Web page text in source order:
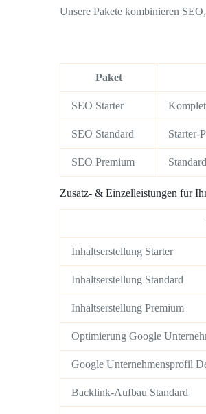
Unsere Pakete kombinieren
Paket
SEO Starter
SEO Standard Starter-
SEO Premium
Zusatz- & Einzelleistungen für
Inhaltserstellung Starter
Inhaltserstellung Standard
Inhaltserstellung Premium
Optimierung Google
Google Unternehmensprofil
Backlink-Aufbau Standard